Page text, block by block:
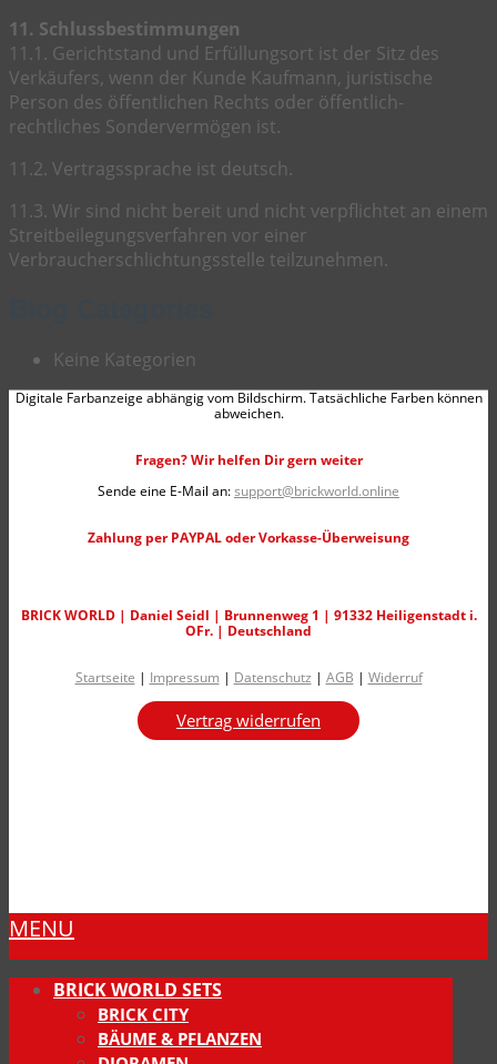
11. Schlussbestimmungen
11.1. Gerichtstand und Erfüllungsort ist der Sitz des
Verkäufers, wenn der Kunde Kaufmann, juristische
Person des öffentlichen Rechts oder öffentlich-
rechtliches Sondervermögen ist.
11.2. Vertragssprache ist deutsch.
11.3. Wir sind nicht bereit und nicht verpflichtet an einem
Streitbeilegungsverfahren vor einer
Verbraucherschlichtungsstelle teilzunehmen.
Keine Kategorien
Digitale Farbanzeige abhängig vom Bildschirm. Tatsächliche Farben können
abweichen.
Fragen? Wir helfen Dir gern weiter
Sende eine E-Mail an:support@brickworld.online
Zahlung per PAYPAL oder Vorkasse-Überweisung
BRICK WORLD | Daniel Seidl | Brunnenweg 1 | 91332 Heiligenstadt i.
OFr. | Deutschland
Startseite | Impressum | Datenschutz | AGB | Widerruf
Vertrag widerrufen
MENU
BRICK WORLD SETS
BRICK CITY
BÄUME & PFLANZEN